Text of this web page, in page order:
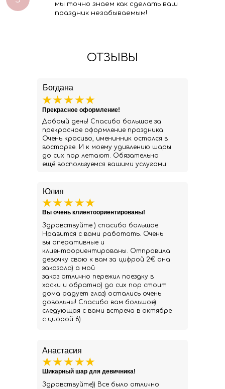
мы точно знаем как сделать ваш
праздник незабываемым!
ОТЗЫВЫ
Юлия
Здравствуйте ) спасибо большое.
Нравится с вами работать. Очень
вы оперативные и
клиентоориентированы. Отправила
девочку свою к вам за цифрой 2€ она
заказала) а мой
заказ отлично пережил поездку в
хаски и обратно) до сих пор стоит
дома радует глаз) остались очень
довольны! Спасибо вам большое)
следующая с вами встреча в октябре
с цифрой 6)
Вы очень клиентоориентированы!
Анастасия
Здравствуйте)) Все было отлично
Шикарный шар для девичника!
Богдана
Добрый день! Спасибо большое за
прекрасное оформление праздника.
Очень красиво, именинник остался в
восторге. И к моему удивлению шары
до сих пор летают. Обязательно
ещё воспользуемся вашими услугами
Прекрасное оформление!